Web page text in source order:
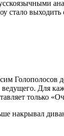
стало
Голополосов
Для
только
накрывал